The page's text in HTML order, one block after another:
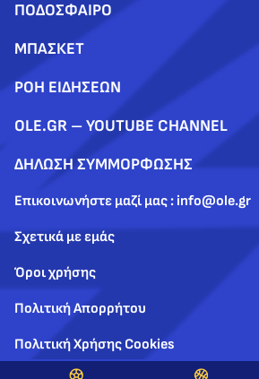
ΠΟΔΟΣΦΑΙΡΟ
ΜΠΑΣΚΕΤ
ΡΟΗ ΕΙΔΗΣΕΩΝ
OLE.GR – YOUTUBE CHANNEL
ΔΗΛΩΣΗ ΣΥΜΜΟΡΦΩΣΗΣ
Επικοινωνήστε μαζί μας : info@ole.gr
Σχετικά με εμάς
Όροι χρήσης
Πολιτική Απορρήτου
Πολιτική Χρήσης Cookies